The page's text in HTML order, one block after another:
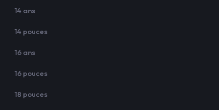
14 ans
14 pouces
16 ans
16 pouces
18 pouces